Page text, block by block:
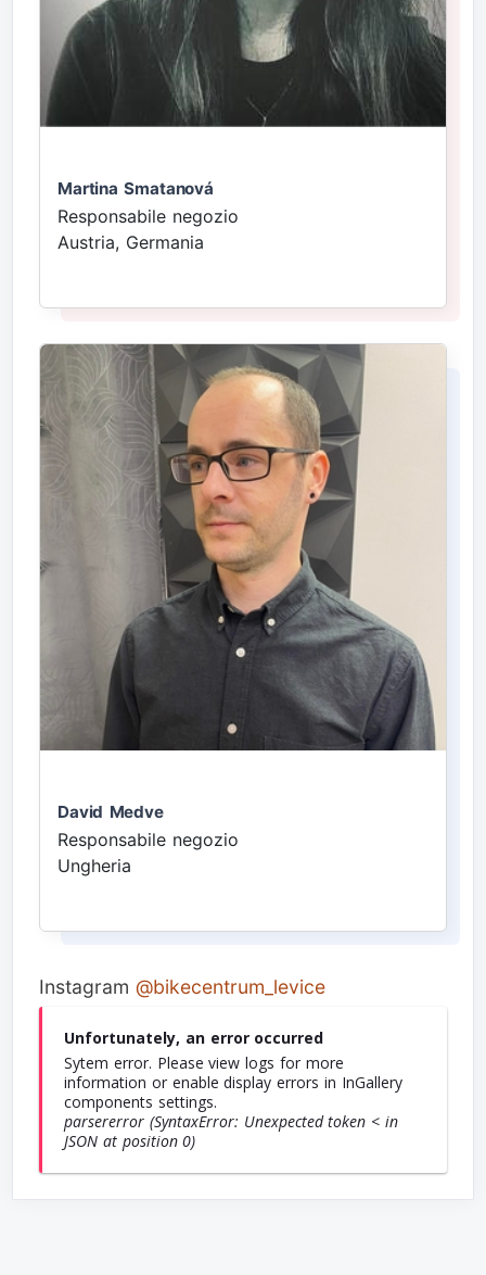
Martina Smatanová
Responsabile negozio
Austria, Germania
David Medve
Responsabile negozio
Ungheria
Instagram @bikecentrum_levice
Unfortunately, an error occurred
Sytem error. Please view logs for more
information or enable display errors in InGallery
components settings.
parsererror (SyntaxError: Unexpected token < in
JSON at position 0)